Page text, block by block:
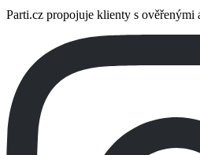
Parti.cz propojuje klienty s ověřenými